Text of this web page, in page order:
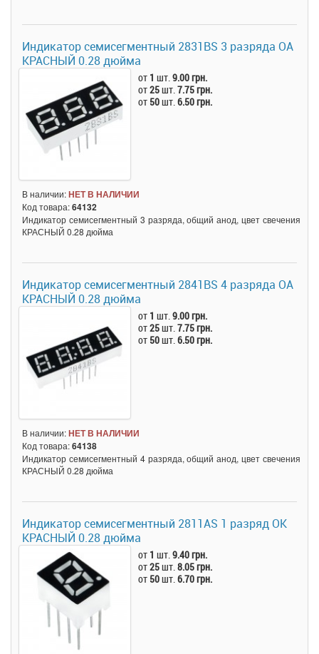
Индикатор семисегментный 2831BS 3 разряда ОА
КРАСНЫЙ 0.28 дюйма
от 1 шт.9.00 грн.
от25шт.7.75 грн.
от 50шт.6.50 грн.
В наличии:НЕТ В НАЛИЧИИ
Код товара:64132
Индикатор семисегментный 3 разряда, общий анод, цвет свечения
КРАСНЫЙ 0.28 дюйма
Индикатор семисегментный 2841BS 4 разряда ОА
КРАСНЫЙ 0.28 дюйма
от 1 шт.9.00 грн.
от25шт.7.75 грн.
от 50шт.6.50 грн.
В наличии:НЕТ В НАЛИЧИИ
Код товара:64138
Индикатор семисегментный 4 разряда, общий анод, цвет свечения
КРАСНЫЙ 0.28 дюйма
Индикатор семисегментный 2811AS 1 разряд ОК
КРАСНЫЙ 0.28 дюйма
от 1 шт.9.40 грн.
от25шт.8.05 грн.
от 50шт.6.70 грн.